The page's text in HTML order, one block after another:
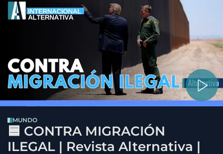
MUNDO
🟦 CONTRA MIGRACIÓN
ILEGAL | Revista Alternativa |